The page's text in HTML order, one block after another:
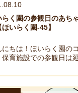
らく園の参観日のあち
いらく園-45】
にちは！ほいらく園の
保育施設での参観日は